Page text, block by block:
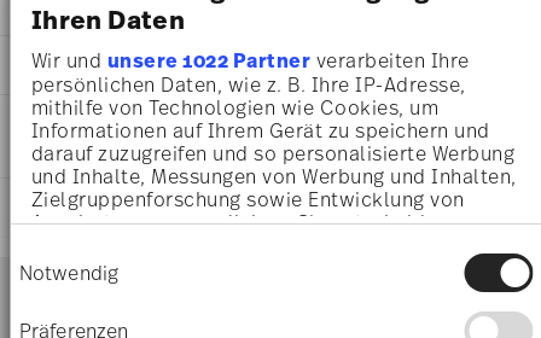
Ihren Daten
Wir und unsere 1022 Partnerverarbeiten Ihre
persönlichen Daten, wie z. B. Ihre IP-Adresse,
mithilfe von Technologien wie Cookies, um
Informationen auf Ihrem Gerät zu speichern und
darauf zuzugreifen und so personalisierte Werbung
und Inhalte, Messungen von Werbung und Inhalten,
Zielgruppenforschung sowie Entwicklung von
Angeboten zu ermöglichen. Sie entscheiden
Sie können Ihre Einwilligung jederzeit über die
Cookie-Erklärung oder durch Klicken auf das
Privacy Trigger Symbol ändern oder widerrufen
Notwendig
Präferenzen
DETTAGLI
Swarovski x Rosenthal
Swarovski SIGNUM
Fern
Porcellana
Fern
10570-426349-24905
9009657068938
DE
DIMENSIONI
16,00 cm
16,00 cm
10,20 cm
367 gr
16,00 cm
INFORMAZIONI SU CURA E
SICUREZZA
SPEDIZIONE E RESI
Footer
Services